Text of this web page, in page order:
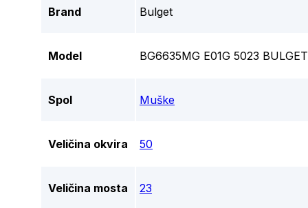
Brand Bulget
Model BG6635MG E01G 5023
Spol Muške
Veličina okvira 50
Veličina mosta 23